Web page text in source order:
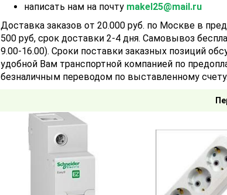
написать нам на почту makel25@mail.ru
Доставка заказов от 20.000 руб. по Москве в
500 руб, срок доставки 2-4 дня. Самовывоз
9.00-16.00). Сроки поставки заказных позиций
удобной Вам транспортной компанией по
безналичным переводом по выставленному счету.